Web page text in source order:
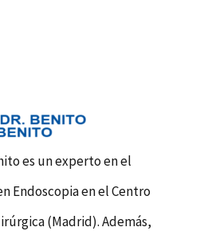
es un experto en el
Endoscopia en el Centro
(Madrid). Además,